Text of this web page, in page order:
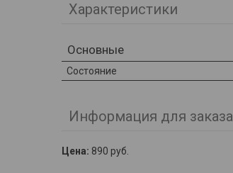
Характеристики
Основные
Состояние
Информация для заказа
Цена: 890 руб.